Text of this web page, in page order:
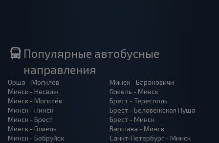
Популярные автобусные
направления
Орша - Могилёв
Минск - Несвиж
Минск - Могилёв
Минск - Пинск
Минск - Брест
Минск - Гомель
Минск - Бобруйск
Минск - Барановичи
Гомель - Минск
Брест - Тересполь
Брест - Беловежская Пуща
Брест - Минск
Варшава - Минск
Санкт-Петербург - Минск